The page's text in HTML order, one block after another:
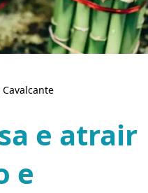
e atrair
e